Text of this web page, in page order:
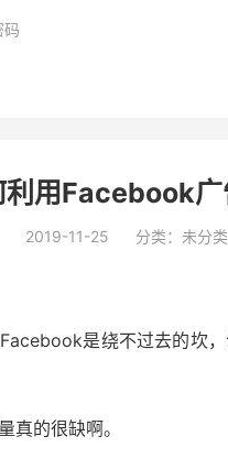
码
利用Facebook
2019-11-25 分类：未分类
是绕不过去的坎
真的很缺啊。